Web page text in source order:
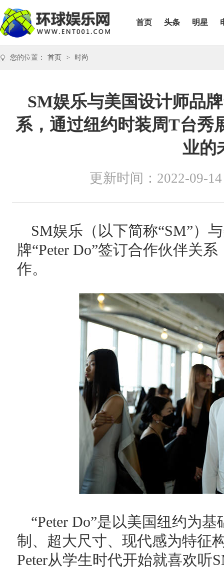
首页 头条 明星
您的位置： 首页 > 时尚
SM娱乐与美国设计师品
系，通过纽约时装周T台秀
业的
更新时间：2022-09-14
SM娱乐（以下简称“SM”）
牌“Peter Do”签订合作伙伴关
作。
“Peter Do”是以美国纽约为
制、超大尺寸、现代感为特征
Peter从学生时代开始就喜欢听